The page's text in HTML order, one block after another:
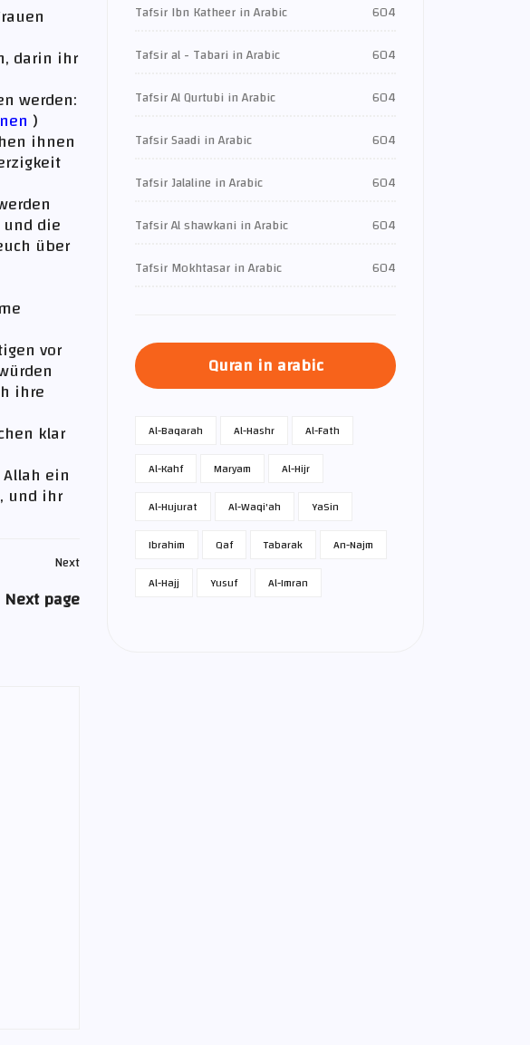
darin ihr
werden:
)
ihnen
die
über
vor
ihre
klar
ein
und ihr
Next
Next page
Tafsir Ibn Katheer in Arabic
604
Tafsir al - Tabari in Arabic
604
Tafsir Al Qurtubi in Arabic
604
Tafsir Saadi in Arabic
604
Tafsir Jalaline in Arabic
604
Tafsir Al shawkani in Arabic
604
Tafsir Mokhtasar in Arabic
604
Quran in arabic
Al-Baqarah Al-Hashr
Al-Fath
Al-Kahf
Maryam
Al-Hijr
Al-Hujurat
Al-Waqi'ah
Ya­Sin
Ibrahim
Qaf Tabarak
An-Najm
Al-Hajj
Yusuf Al-Imran